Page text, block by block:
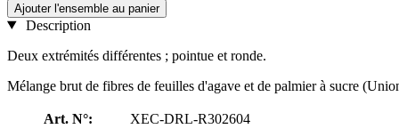
Ajouter l'ensemble au panier
Description
Deux extrémités différentes ; pointue et ronde.
Mélange brut de fibres de feuilles d'agave et de palmier à sucre
Art. N°:
XEC-DRL-R302604